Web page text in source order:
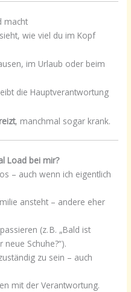
macht
wie viel du im Kopf
im Urlaub oder beim
die Hauptverantwortung
, manchmal sogar krank.
Load bei mir?
– auch wenn ich eigentlich
ansteht – andere eher
(z. B. „Bald ist
Schuhe?“).
zu sein – auch
mit der Verantwortung.